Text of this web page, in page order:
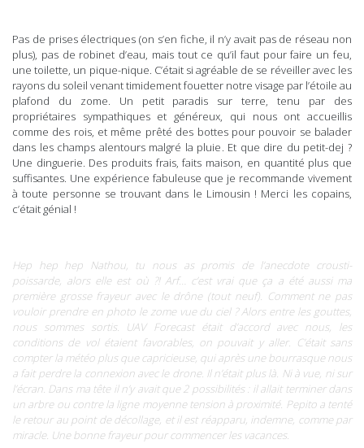
Pas de prises électriques (on s’en fiche, il n’y avait pas de réseau non
plus), pas de robinet d’eau, mais tout ce qu’il faut pour faire un feu,
une toilette, un pique-nique. C’était si agréable de se réveiller avec les
rayons du soleil venant timidement fouetter notre visage par l’étoile au
plafond du zome. Un petit paradis sur terre, tenu par des
propriétaires sympathiques et généreux, qui nous ont accueillis
comme des rois, et même prêté des bottes pour pouvoir se balader
dans les champs alentours malgré la pluie. Et que dire du petit-dej ?
Une dinguerie. Des produits frais, faits maison, en quantité plus que
suffisantes. Une expérience fabuleuse que je recommande vivement
à toute personne se trouvant dans le Limousin ! Merci les copains,
c’était génial !
Hep hep hep Nathou, tu nous as promis de l’anecdote crousti-
poissarde, alors elle est où ?! Arf… c’est vrai que ça a été aussi ma
première grosse frayeur avec le drône (tout neuf). Comment ne pas
vouloir prendre en photo le zome vue du ciel ? Alors entre les gouttes,
nous sommes sortis. UAV Forecast était d’accord avec nous, les
conditions de vol étaient favorables, on pouvait y aller. C’était sans
compter la météo plus que capricieuse, qui après une bourrasque nous
a fait perdre la connexion avec le drone. Il n’était plus là. Ni à vue, ni sur
l’écran. Dans ma tête il n’y avait que 2 possibilités : il allait terminer dans
un arbre ou contre la ligne moyenne tension à proximité. Pepito a tenté
le retour au point de décollage, et il est réapparu, indemne, comme par
miracle. Une bonne frayeur pour commencer les vacances.